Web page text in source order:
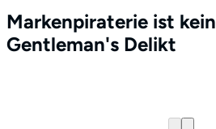
Markenpiraterie ist kein
Gentleman's Delikt